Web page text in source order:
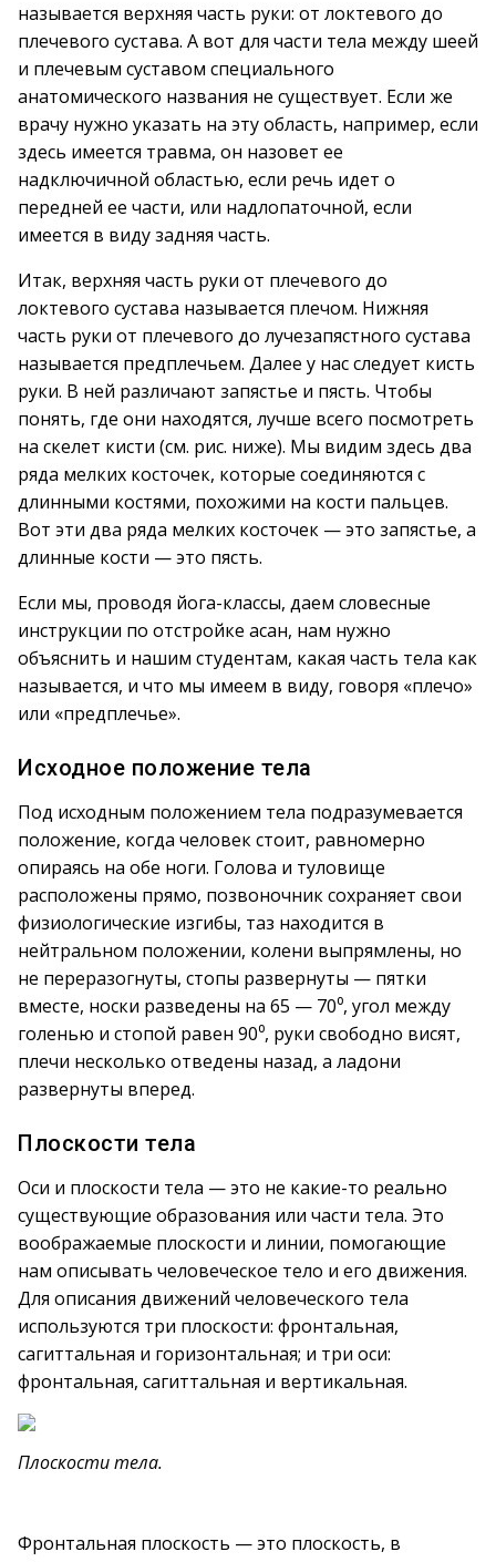
называется верхняя часть руки: от локтевого до
плечевого сустава. А вот для части тела между шеей
и плечевым суставом специального
анатомического названия не существует. Если же
врачу нужно указать на эту область, например, если
здесь имеется травма, он назовет ее
надключичной областью, если речь идет о
передней ее части, или надлопаточной, если
имеется в виду задняя часть.
Итак, верхняя часть руки от плечевого до
локтевого сустава называется плечом. Нижняя
часть руки от плечевого до лучезапястного сустава
называется предплечьем. Далее у нас следует кисть
руки. В ней различают запястье и пясть. Чтобы
понять, где они находятся, лучше всего посмотреть
на скелет кисти (см. рис. ниже). Мы видим здесь два
ряда мелких косточек, которые соединяются с
длинными костями, похожими на кости пальцев.
Вот эти два ряда мелких косточек — это запястье, а
длинные кости — это пясть.
Если мы, проводя йога-классы, даем словесные
инструкции по отстройке асан, нам нужно
объяснить и нашим студентам, какая часть тела как
называется, и что мы имеем в виду, говоря «плечо»
или «предплечье».
Исходное положение тела
Под исходным положением тела подразумевается
положение, когда человек стоит, равномерно
опираясь на обе ноги. Голова и туловище
расположены прямо, позвоночник сохраняет свои
физиологические изгибы, таз находится в
нейтральном положении, колени выпрямлены, но
не переразогнуты, стопы развернуты — пятки
вместе, носки разведены на 65 — 70⁰, угол между
голенью и стопой равен 90⁰, руки свободно висят,
плечи несколько отведены назад, а ладони
развернуты вперед.
Плоскости тела
Оси и плоскости тела — это не какие-то реально
существующие образования или части тела. Это
воображаемые плоскости и линии, помогающие
нам описывать человеческое тело и его движения.
Для описания движений человеческого тела
используются три плоскости: фронтальная,
сагиттальная и горизонтальная; и три оси:
фронтальная, сагиттальная и вертикальная.
Плоскости тела.
Фронтальная плоскость — это плоскость, в